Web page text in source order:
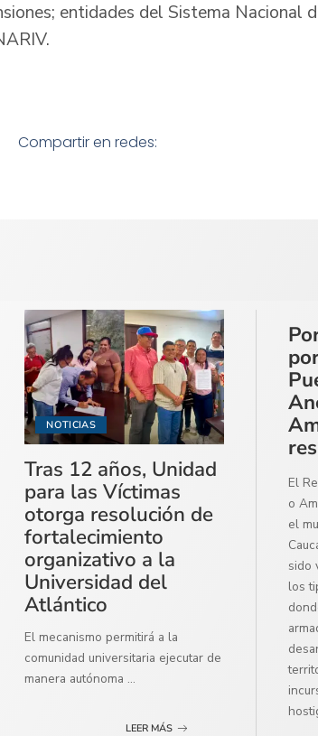
entidades del Sistema Nacional
Compartir en redes:
NOTICIAS
Tras 12 años, Unidad
para las Víctimas
otorga resolución de
fortalecimiento
organizativo a la
Universidad del
Atlántico
El mecanismo permitirá a la
comunidad universitaria ejecutar de
manera autónoma ...
LEER MÁS
El
o
el
sido
los